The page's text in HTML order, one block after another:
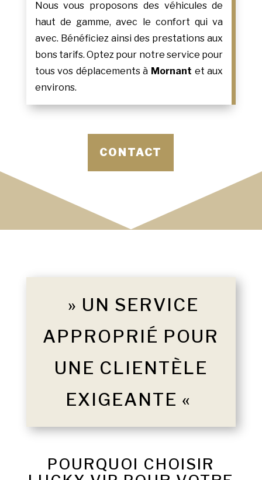
Nous vous proposons des véhicules de
haut de gamme, avec le confort qui va
avec. Bénéficiez ainsi des prestations aux
bons tarifs. Optez pour notre service pour
tous vos déplacements à Mornant et aux
environs.
CONTACT
» UN SERVICE
APPROPRIÉ POUR
UNE CLIENTÈLE
EXIGEANTE «
POURQUOI CHOISIR